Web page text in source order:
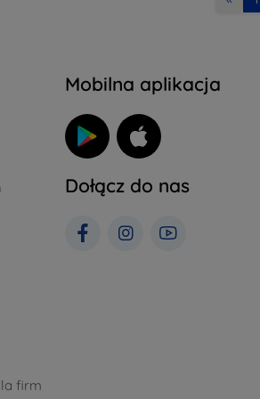
firm
Mobilna aplikacja
Dołącz do nas